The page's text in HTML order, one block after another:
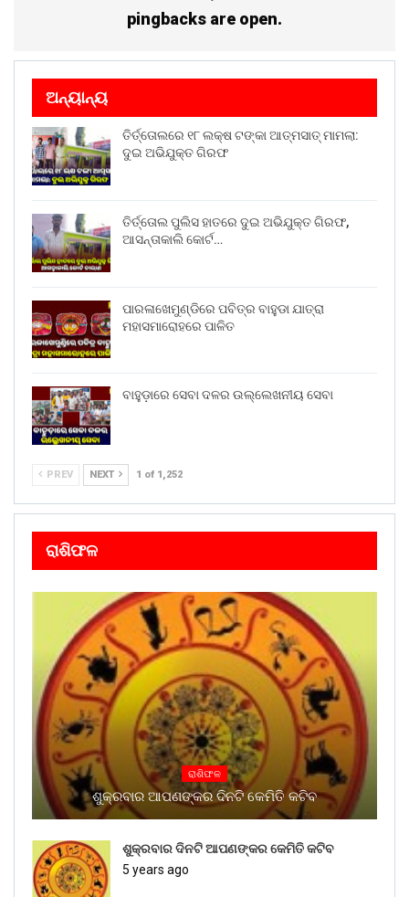
pingbacks are open.
ଅନ୍ୟାନ୍ୟ
ତିର୍ତ୍ତୋଲରେ ୧୮ ଲକ୍ଷ ଟଙ୍କା ଆତ୍ମସାତ୍ ମାମଲା:
ଦୁଇ ଅଭିଯୁକ୍ତ ଗିରଫ
ତିର୍ତ୍ତୋଲ ପୁଲିସ ହାତରେ ଦୁଇ ଅଭିଯୁକ୍ତ ଗିରଫ,
ଆସନ୍ତାକାଲି କୋର୍ଟ…
ପାରଳାଖେମୁଣ୍ଡିରେ ପବିତ୍ର ବାହୁଡା ଯାତ୍ରା
ମହାସମାରୋହରେ ପାଳିତ
ବାହୁଡ଼ାରେ ସେବା ଦଳର ଉଲ୍ଲେଖନୀୟ ସେବା
PREV NEXT 1 of 1,252
ରାଶିଫଳ
ରାଶିଫଳ
ଶୁକ୍ରବାର ଆପଣଙ୍କର ଦିନଟି କେମିତି କଟିବ
ଶୁକ୍ରବାର ଦିନଟି ଆପଣଙ୍କର କେମିତି କଟିବ
5 years ago